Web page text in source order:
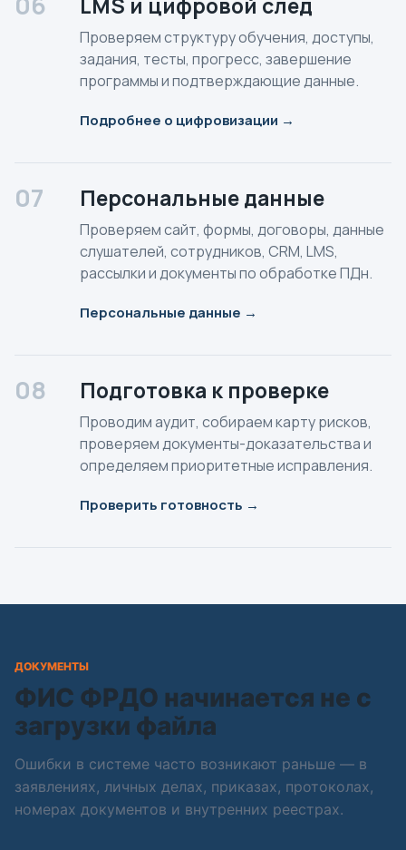
Проверяем структуру обучения, доступы,
задания, тесты, прогресс, завершение
программы и подтверждающие данные.
Подробнее о цифровизации →
07 Персональные данные
Проверяем сайт, формы, договоры, данные
слушателей, сотрудников, CRM, LMS,
рассылки и документы по обработке ПДн.
Персональные данные →
08 Подготовка к проверке
Проводим аудит, собираем карту рисков,
проверяем документы-доказательства и
определяем приоритетные исправления.
Проверить готовность →
ДОКУМЕНТЫ
ФИС ФРДО начинается не с
загрузки файла
Ошибки в системе часто возникают раньше — в
заявлениях, личных делах, приказах, протоколах,
номерах документов и внутренних реестрах.